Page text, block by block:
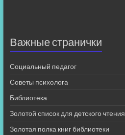
Важные странички
Социальный педагог
Советы психолога
Библиотека
Золотой список для детского чтения
Золотая полка книг библиотеки